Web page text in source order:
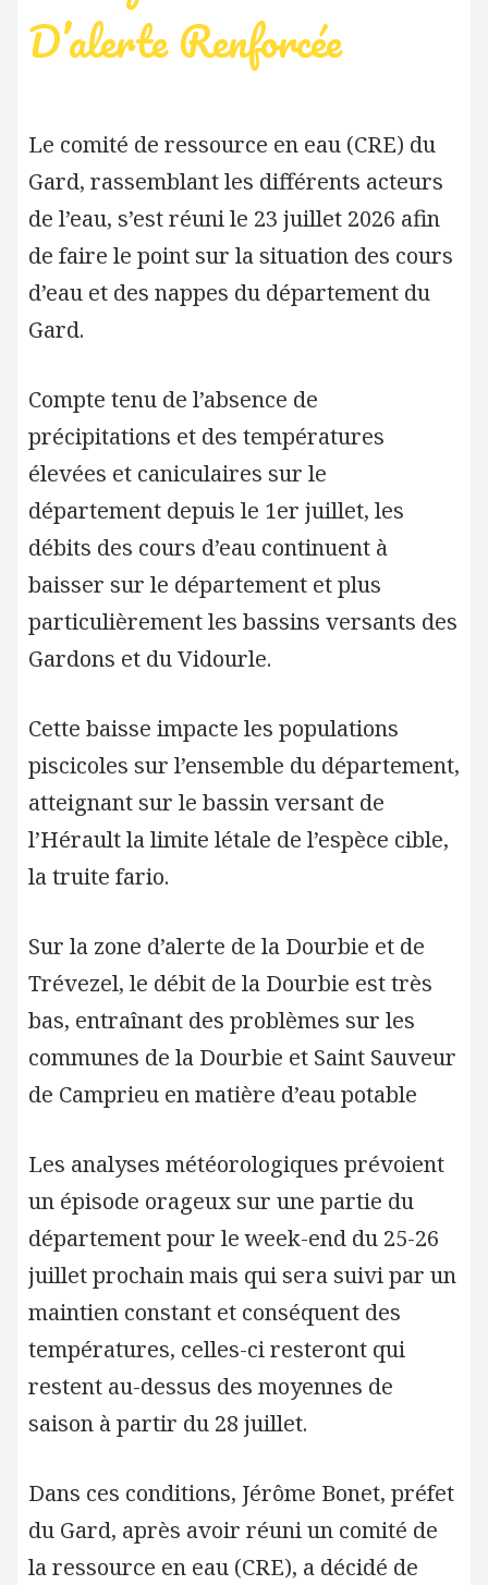
D’alerte Renforcée
Le comité de ressource en eau (CRE) du
Gard, rassemblant les différents acteurs
de l’eau, s’est réuni le 23 juillet 2026 afin
de faire le point sur la situation des cours
d’eau et des nappes du département du
Gard.
Compte tenu de l’absence de
précipitations et des températures
élevées et caniculaires sur le
département depuis le 1er juillet, les
débits des cours d’eau continuent à
baisser sur le département et plus
particulièrement les bassins versants des
Gardons et du Vidourle.
Cette baisse impacte les populations
piscicoles sur l’ensemble du département,
atteignant sur le bassin versant de
l’Hérault la limite létale de l’espèce cible,
la truite fario.
Sur la zone d’alerte de la Dourbie et de
Trévezel, le débit de la Dourbie est très
bas, entraînant des problèmes sur les
communes de la Dourbie et Saint Sauveur
de Camprieu en matière d’eau potable
Les analyses météorologiques prévoient
un épisode orageux sur une partie du
département pour le week-end du 25-26
juillet prochain mais qui sera suivi par un
maintien constant et conséquent des
températures, celles-ci resteront qui
restent au-dessus des moyennes de
saison à partir du 28 juillet.
Dans ces conditions, Jérôme Bonet, préfet
du Gard, après avoir réuni un comité de
la ressource en eau (CRE), a décidé de